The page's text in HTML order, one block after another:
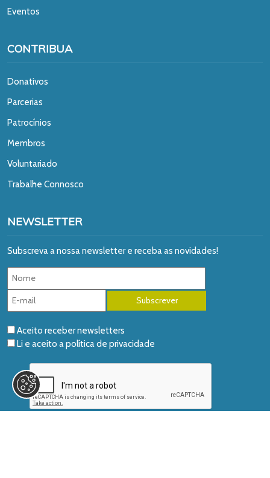
Eventos
CONTRIBUA
Donativos
Parcerias
Patrocínios
Membros
Voluntariado
Trabalhe Connosco
NEWSLETTER
Subscreva a nossa newsletter e receba as novidades!
Aceito receber newsletters
Li e aceito apolítica de privacidade